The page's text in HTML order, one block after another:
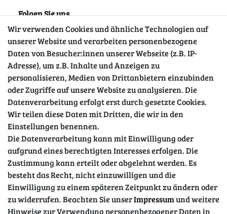
Folgen Sie uns
Sicher einkaufen
Wir verwenden Cookies und ähnliche Technologien auf
unserer Website und verarbeiten personenbezogene
Daten von Besucher:innen unserer Webseite (z.B. IP-
Adresse), um z.B. Inhalte und Anzeigen zu
personalisieren, Medien von Drittanbietern einzubinden
oder Zugriffe auf unsere Website zu analysieren. Die
Datenverarbeitung erfolgt erst durch gesetzte Cookies.
Wir teilen diese Daten mit Dritten, die wir in den
Einstellungen benennen.
Die Datenverarbeitung kann mit Einwilligung oder
aufgrund eines berechtigten Interesses erfolgen. Die
Zustimmung kann erteilt oder abgelehnt werden. Es
besteht das Recht, nicht einzuwilligen und die
Einwilligung zu einem späteren Zeitpunkt zu ändern oder
zu widerrufen. Beachten Sie unserImpressumund weitere
Hinweise zur Verwendung personenbezogener Daten in